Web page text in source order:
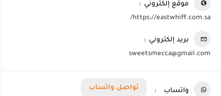
موقع إلكتروني
https://eastwhiff.com.sa/
بريد إلكتروني
sweetsmecca@gmail.com
واتساب تواصل واتساب